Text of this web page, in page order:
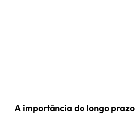
A importância do longo prazo